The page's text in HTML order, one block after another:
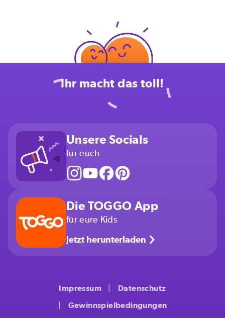
Ihr macht das toll!
Unsere Socials
für euch
Die TOGGO App
für eure Kids
Jetzt herunterladen
Impressum
Datenschutz
Gewinnspielbedingungen